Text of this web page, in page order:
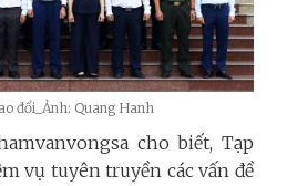
đổi_Ảnh: Quang Hanh
cho biết, Tạp
vụ tuyên truyền các vấn đề